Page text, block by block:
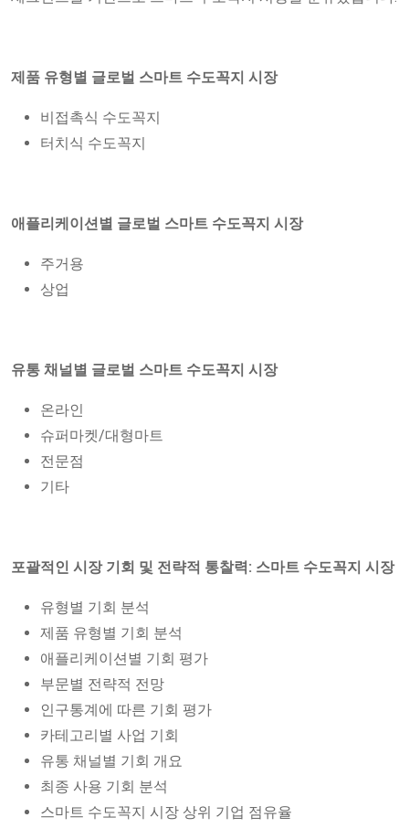
제품 유형별 글로벌 스마트 수도꼭지 시장
비접촉식 수도꼭지
터치식 수도꼭지
애플리케이션별 글로벌 스마트 수도꼭지 시장
주거용
상업
유통 채널별 글로벌 스마트 수도꼭지 시장
온라인
슈퍼마켓/대형마트
전문점
기타
포괄적인 시장 기회 및 전략적 통찰력: 스마트 수도꼭지 시장
유형별 기회 분석
제품 유형별 기회 분석
애플리케이션별 기회 평가
부문별 전략적 전망
인구통계에 따른 기회 평가
카테고리별 사업 기회
유통 채널별 기회 개요
최종 사용 기회 분석
스마트 수도꼭지 시장 상위 기업 점유율